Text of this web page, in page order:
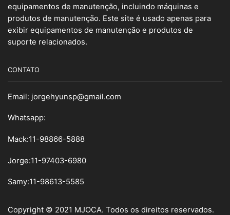
equipamentos de manutenção, incluindo máquinas e
produtos de manutenção. Este site é usado apenas para
exibir equipamentos de manutenção e produtos de
suporte relacionados.
CONTATO
Email: jorgehyunsp@gmail.com
Whatsapp:
Mack:11-98866-5888
Jorge:11-97403-6980
Samy:11-98613-5585
Copyright © 2021 MJOCA. Todos os direitos reservados.